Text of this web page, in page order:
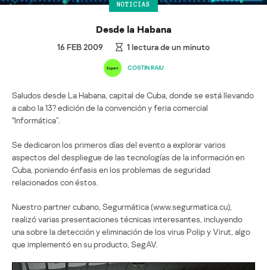
NOTICIAS
Desde la Habana
16 FEB 2009 1 lectura de un minuto
COSTIN RAIU
Saludos desde La Habana, capital de Cuba, donde se está llevando
a cabo la 13? edición de la convención y feria comercial
“Informática”.
Se dedicaron los primeros días del evento a explorar varios
aspectos del despliegue de las tecnologías de la información en
Cuba, poniendo énfasis en los problemas de seguridad
relacionados con éstos.
Nuestro partner cubano, Segurmática (www.segurmatica.cu),
realizó varias presentaciones técnicas interesantes, incluyendo
una sobre la detección y eliminación de los virus Polip y Virut, algo
que implementó en su producto, SegAV.